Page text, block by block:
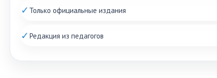
✓ Только официальные издания
✓ Редакция из педагогов